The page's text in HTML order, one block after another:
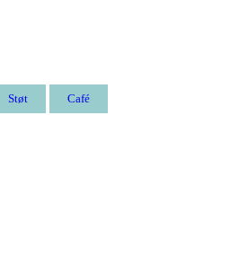
Støt Café